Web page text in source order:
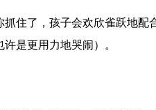
抓住了，孩子会欢欣雀跃地配
许是更用力地哭闹）。